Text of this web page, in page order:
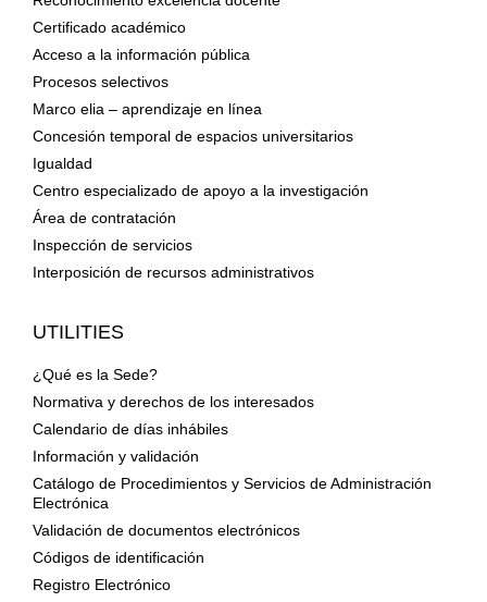
Certificado académico
Acceso a la información pública
Procesos selectivos
Marco elia – aprendizaje en línea
Concesión temporal de espacios universitarios
Igualdad
Centro especializado de apoyo a la investigación
Área de contratación
Inspección de servicios
Interposición de recursos administrativos
UTILITIES
¿Qué es la Sede?
Normativa y derechos de los interesados
Calendario de días inhábiles
Información y validación
Catálogo de Procedimientos y Servicios de Administración
Electrónica
Validación de documentos electrónicos
Códigos de identificación
Registro Electrónico